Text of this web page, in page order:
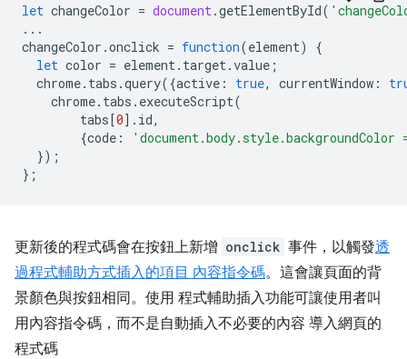
let changeColor = document .getElementById(
...
changeColor .onclick = function(element)
{
let color = element . target .value ;
chrome. tabs .query({active : true, currentWindow :
chrome. tabs . executeScript(
tabs[0]. id,
{code :
});
};
更新後的程式碼會在按鈕上新增 onclick 事件，以觸發透
過程式輔助方式插入的項目 內容指令碼。這會讓頁面的背
景顏色與按鈕相同。使用 程式輔助插入功能可讓使用者叫
用內容指令碼，而不是自動插入不必要的內容 導入網頁的
程式碼